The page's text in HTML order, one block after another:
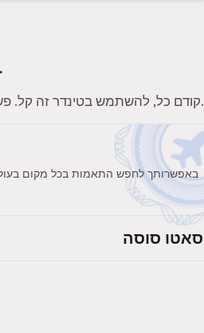
לטינדר יש מלא פיצ'רים כיפיים. הנה כמה פיצ'רים שיהפכו את החוויה שלכם בטינדר לטובה פי אלף.
קודם כל, להשתמש בטינדר זה קל.. תוודאו שאתם מוסיפים תחומי עניין, תמונות וביו לפרופיל כדי להשוויץ באישיות שלכם.
באפשרותך לחפש התאמות בכל מקום
סאטו סוסה